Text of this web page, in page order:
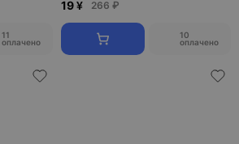
11
оплачено
19 ¥ 266 ₽
10
оплачено